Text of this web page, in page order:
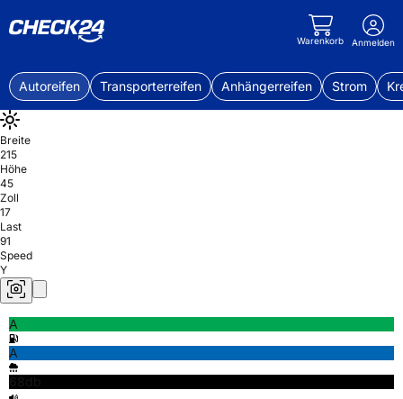
Warenkorb Anmelden
Autoreifen Transporterreifen Anhängerreifen Strom
Breite
215
Höhe
45
Zoll
17
Last
91
Speed
Y
A
A
68db